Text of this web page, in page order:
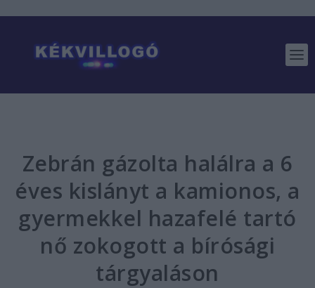
Zebrán gázolta halálra a 6
éves kislányt a kamionos, a
gyermekkel hazafelé tartó
nő zokogott a bírósági
tárgyaláson